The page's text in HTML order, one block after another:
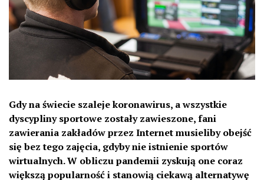
Gdy na świecie szaleje koronawirus, a wszystkie
dyscypliny sportowe zostały zawieszone, fani
zawierania zakładów przez Internet musieliby obejść
się bez tego zajęcia, gdyby nie istnienie sportów
wirtualnych. W obliczu pandemii zyskują one coraz
większą popularność i stanowią ciekawą alternatywę